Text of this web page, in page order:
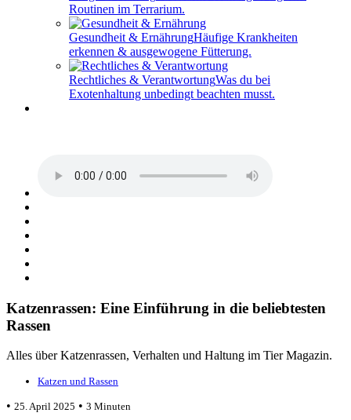
Routinen im Terrarium.
Gesundheit & ErnährungHäufige Krankheiten
erkennen & ausgewogene Fütterung.
Rechtliches & VerantwortungWas du bei
Exotenhaltung unbedingt beachten musst.
Katzenrassen: Eine Einführung in die beliebtesten
Rassen
Alles über Katzenrassen, Verhalten und Haltung im Tier Magazin.
Katzen und Rassen
• 25. April 2025 • 3 Minuten